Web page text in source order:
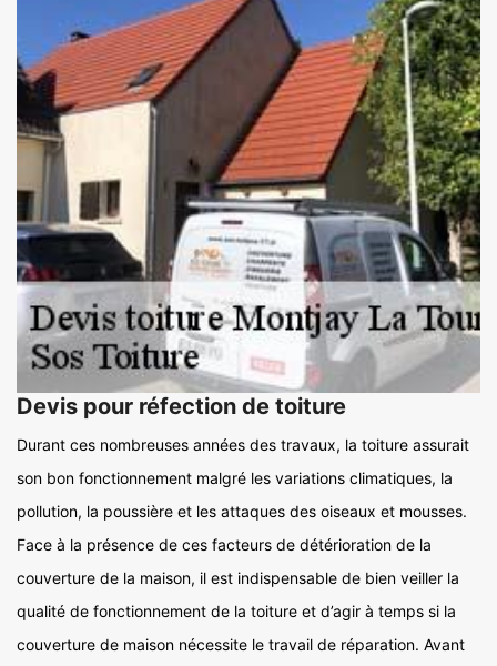
Devis pour réfection de toiture
Durant ces nombreuses années des travaux, la toiture assurait
son bon fonctionnement malgré les variations climatiques, la
pollution, la poussière et les attaques des oiseaux et mousses.
Face à la présence de ces facteurs de détérioration de la
couverture de la maison, il est indispensable de bien veiller la
qualité de fonctionnement de la toiture et d’agir à temps si la
couverture de maison nécessite le travail de réparation. Avant